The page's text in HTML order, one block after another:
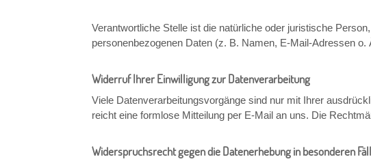
Verantwortliche Stelle ist die natürliche oder juristische
personenbezogenen Daten (z. B. Namen, E-Mail-Adressen o.
Widerruf Ihrer Einwilligung zur Datenverarbeitung
Viele Datenverarbeitungsvorgänge sind nur mit Ihrer
reicht eine formlose Mitteilung per E-Mail an uns. Die
Widerspruchsrecht gegen die Datenerhebung in besonderen